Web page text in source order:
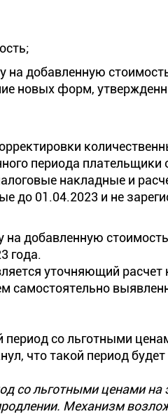
на добавленную
новых форм,
периода плательщики
накладные и
до 01.04.2023 и не
добавленную
года.
уточняющий расчет
самостоятельно
со льготными
что такой период
со льготными ценами на
Механизм